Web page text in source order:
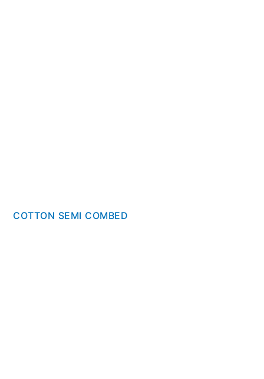
COTTON SEMI COMBED